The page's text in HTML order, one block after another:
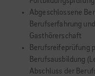
Abgeschlossene
Berufserfahrung
Gasthörerschaft
Berufsreifeprüfung
Berufsausbildung
Abschluss der